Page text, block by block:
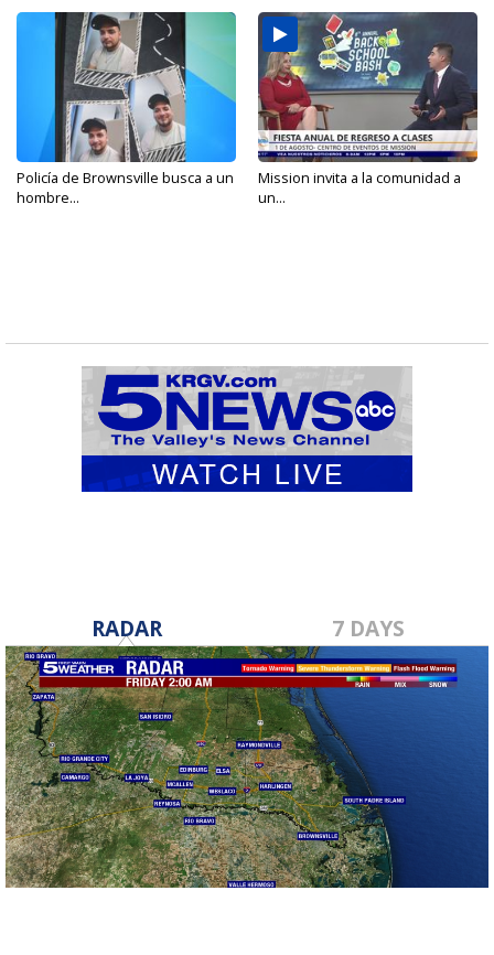
Policía de Brownsville busca a un
hombre...
Mission invita a la comunidad a
un...
RADAR 7 DAYS